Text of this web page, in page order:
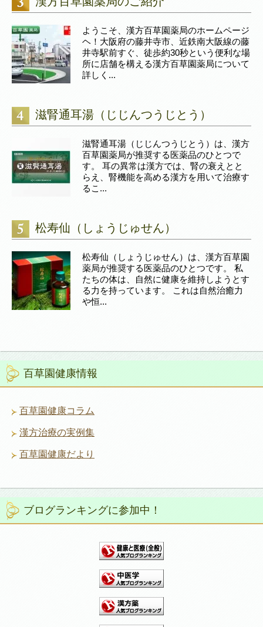
ようこそ、漢方百草園薬局のホームページ
ヘ！大阪府の藤井寺市、近鉄南大阪線の藤
井寺駅前すぐ、徒歩約30秒という便利な場
所に店舗を構える漢方百草園薬局について
詳しく...
滋腎通耳湯（じじんつうじとう）
滋腎通耳湯（じじんつうじとう）は、漢方
百草園薬局が推奨する医薬品のひとつで
す。 耳の異常は漢方では、腎の衰えとと
らえ、腎機能を高める漢方を用いて治療す
るこ...
松寿仙（しょうじゅせん）
松寿仙（しょうじゅせん）は、漢方百草園
薬局が推奨する医薬品のひとつです。 私
たちの体は、自然に健康を維持しようとす
る力を持っています。 これは自然治癒力
や恒...
百草園健康情報
百草園健康コラム
漢方治療の実例集
百草園健康だより
ブログランキングに参加中！